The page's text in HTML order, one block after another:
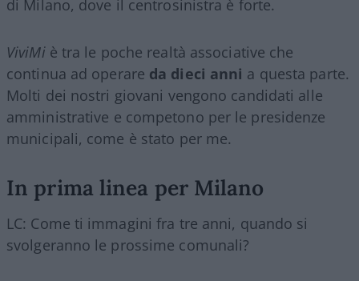
di Milano, dove il centrosinistra è forte.
ViviMiè tra le poche realtà associative che
continua ad operare da dieci anni a questa parte.
Molti dei nostri giovani vengono candidati alle
amministrative e competono per le presidenze
municipali, come è stato per me.
In prima linea per Milano
LC: Come ti immagini fra tre anni, quando si
svolgeranno le prossime comunali?